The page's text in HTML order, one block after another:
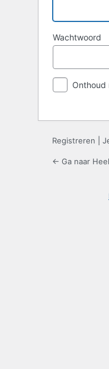
Wachtwoord
Onthoud
Registreren
← Ga naar